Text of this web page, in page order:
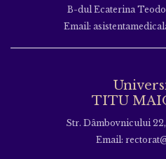
B-dul Ecaterina
Email:
TITU
Str. Dâmbovnicului
Email: